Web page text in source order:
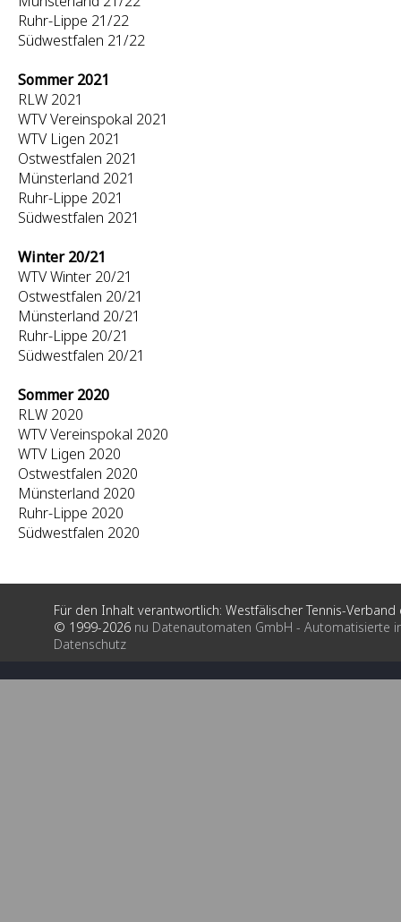
Ruhr-Lippe 21/22
Südwestfalen 21/22
Sommer 2021
RLW 2021
WTV Vereinspokal 2021
WTV Ligen 2021
Ostwestfalen 2021
Münsterland 2021
Ruhr-Lippe 2021
Südwestfalen 2021
Winter 20/21
WTV Winter 20/21
Ostwestfalen 20/21
Münsterland 20/21
Ruhr-Lippe 20/21
Südwestfalen 20/21
Sommer 2020
RLW 2020
WTV Vereinspokal 2020
WTV Ligen 2020
Ostwestfalen 2020
Münsterland 2020
Ruhr-Lippe 2020
Südwestfalen 2020
Für den Inhalt verantwortlich: Westfälischer Tennis-Verband
© 1999-2026 nu Datenautomaten GmbH - Automatisierte
Datenschutz